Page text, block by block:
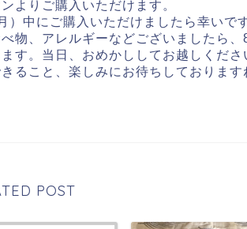
よりご購入いただけます。
）中にご購入いただけましたら幸いで
物、アレルギーなどございましたら
ます。当日、おめかししてお越しくだ
きること、楽しみにお待ちしておりま
POST